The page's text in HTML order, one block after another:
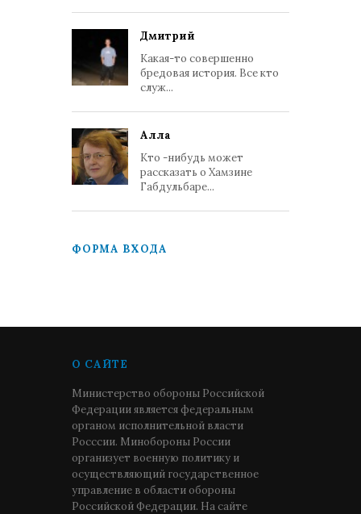
Дмитрий
Какая-то совершенно
бредовая история. Все кто
служ...
Алла
Кто -нибудь может
рассказать о Хамзине
Габдульбаре...
ФОРМА ВХОДА
О САЙТЕ
Министерство обороны Российской
Федерации является федеральным
органом исполнительной власти
Росссии. Минобороны России
организует военную политику и
осуществляющий государственное
управление в области обороны
Российской Федерации. На сайте